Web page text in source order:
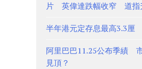
片 英偉達跌幅收窄 道指
半年港元定存息最高3.3厘
阿里巴巴11.25公布季績
見頂？